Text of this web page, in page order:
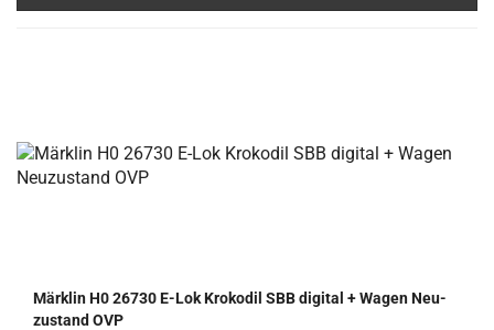
Märk­lin H0 26730 E-Lok Kro­ko­dil SBB di­gi­tal + Wagen Neu­
zu­stand OVP